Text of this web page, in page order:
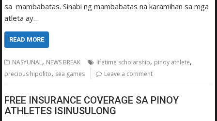
sa mambabatas. Sinabi ng mambabatas na karamihan sa mga
atleta ay…
READ MORE
NASYUNAL, NEWS BREAK lifetime scholarship, pinoy athlete,
precious hipolito, sea games Leave a comment
FREE INSURANCE COVERAGE SA PINOY
ATHLETES ISINUSULONG